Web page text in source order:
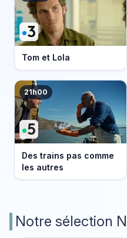
Tom et Lola
21h00
Des trains pas comme
les autres
Notre sélection